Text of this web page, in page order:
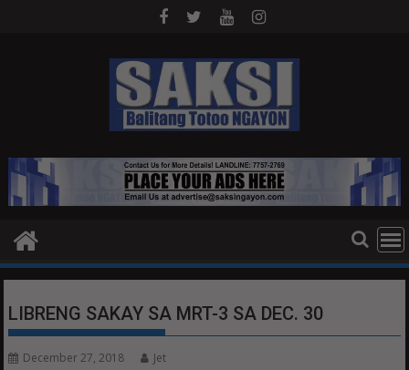
LIBRENG SAKAY SA MRT-3 SA DEC. 30
December 27, 2018 Jet